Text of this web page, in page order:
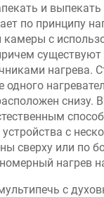
и
по принципу
камеры с
нагрева.
одного
снизу.
устройства с
сверху или по
нагрев
с